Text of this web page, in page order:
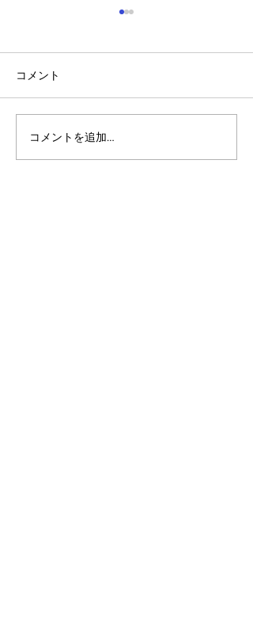
アルゴランドのポスト量
子暗号（PQC）ロードマ
コメント
コメントを追加…